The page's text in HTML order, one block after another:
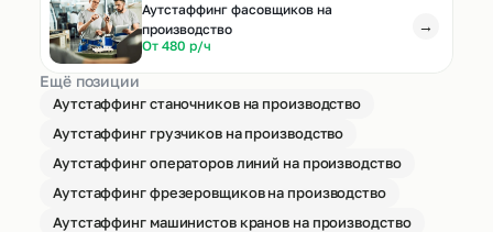
Аутстаффинг фасовщиков на
производство
От 480 р/ч
→
Ещё позиции
Аутстаффинг станочников на производство
Аутстаффинг грузчиков на производство
Аутстаффинг операторов линий на производство
Аутстаффинг фрезеровщиков на производство
Аутстаффинг машинистов кранов на производство